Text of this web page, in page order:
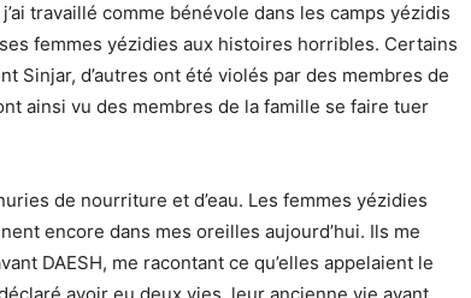
travaillé comme bénévole dans les camps yézidis
femmes yézidies aux histoires horribles. Certains
Sinjar, d’autres ont été violés par des membres de
ainsi vu des membres de la famille se faire tuer
de nourriture et d’eau. Les femmes yézidies
encore dans mes oreilles aujourd’hui. Ils me
DAESH, me racontant ce qu’elles appelaient le